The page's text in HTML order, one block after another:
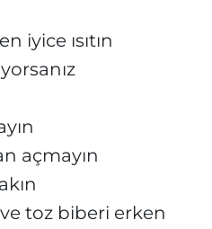
iyice ısıtın
açmayın
toz biberi erken